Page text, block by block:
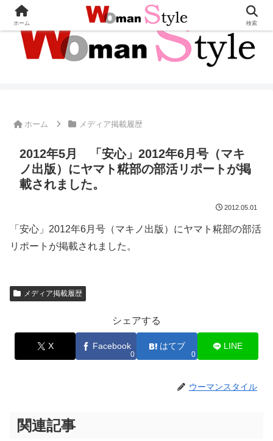
ホーム メディア掲載履歴
2012年5月 「安心」2012年6月号（マキ
ノ出版）にヤマト糀部の部活リポートが掲
載されました。
2012.05.01
「安心」2012年6月号（マキノ出版）にヤマト糀部の部活
リポートが掲載されました。
メディア掲載履歴
シェアする
X Facebook
0
はてブ
0
LINE
ウーマンスタイル
関連記事
ホーム 検索